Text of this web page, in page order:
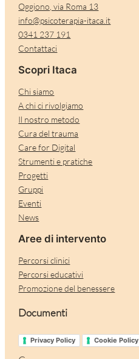
Oggiono, via Roma 13
info@psicoterapia-itaca.it
0341 237 191
Contattaci
Scopri Itaca
Chi siamo
A chi ci rivolgiamo
Il nostro metodo
Cura del trauma
Care for Digital
Strumenti e pratiche
Progetti
Gruppi
Eventi
News
Aree di intervento
Percorsi clinici
Percorsi educativi
Promozione del benessere
Documenti
Privacy Policy Cookie Policy